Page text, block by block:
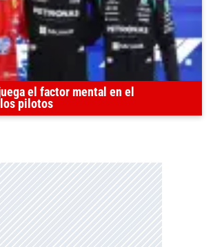
el factor mental en el
pilotos